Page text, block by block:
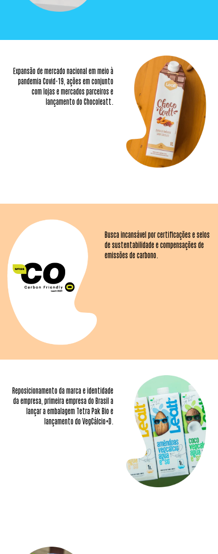
Expansão de mercado nacional emmeio à
pandemia Covid-19, ações emconjunto
com lojas e mercadosparceiros e
lançamento do Chocoleatt.
Busca incansável porcertificações e selos
desustentabilidade e compensaçõesde
emissões de carbono.
Reposicionamento da marca e identidade
da empresa, primeira empresa do Brasil a
lançar a embalagem Tetra Pak Bio e
lançamento do VegCálcio+D.